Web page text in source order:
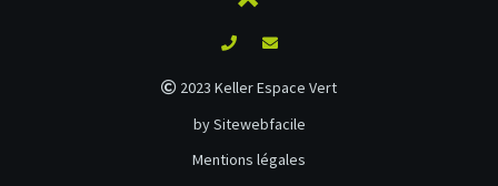
2023 Keller Espace Vert
by Sitewebfacile
Mentions légales